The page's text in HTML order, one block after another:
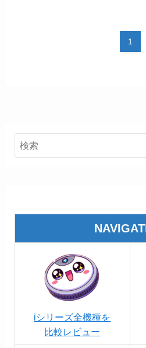
1
iシリーズ全機種を
比較レビュー